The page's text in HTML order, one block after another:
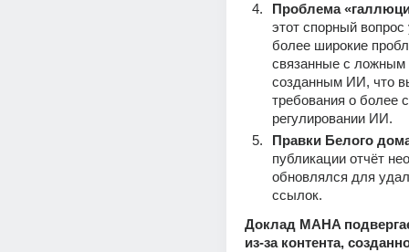
Проблема
этот спорный вопрос
более широкие
связанные с ложным
созданным ИИ, что
требования о более
регулировании ИИ.
Правки Белого
публикации отчёт
обновлялся для
ссылок.
Доклад MAHA
из-за контента,